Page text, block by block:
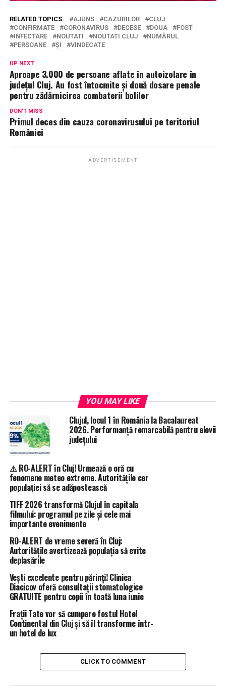
RELATED TOPICS: AJUNS CAZURILOR
CLUJ
CONFIRMATE
CORONAVIRUS DECESE DOUA
FOST
INFECTARE
NOUTATI NOUTATI CLUJ
NUMĂRUL
PERSOANE
ȘI VINDECATE
UP NEXT
Aproape 3.000 de persoane aflate în autoizolare în
județul Cluj. Au fost întocmite și două dosare penale
pentru zădărnicirea combaterii bolilor
DON'T MISS
Primul deces din cauza coronavirusului pe teritoriul
României
ADVERTISEMENT
YOU MAY LIKE
Clujul, locul 1 în România la Bacalaureat
2026. Performanță remarcabilă pentru elevii
județului
⚠️ RO-ALERT în Cluj! Urmează o oră cu
fenomene meteo extreme. Autoritățile cer
populației să se adăpostească
TIFF 2026 transformă Clujul în capitala
filmului: programul pe zile și cele mai
importante evenimente
RO-ALERT de vreme severă în Cluj:
Autoritățile avertizează populația să evite
deplasările
Vești excelente pentru părinți! Clinica
Diacicov oferă consultații stomatologice
GRATUITE pentru copii în toată luna iunie
Frații Tate vor să cumpere fostul Hotel
Continental din Cluj și să îl transforme într-
un hotel de lux
CLICK TO COMMENT